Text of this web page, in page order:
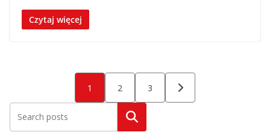
Czytaj więcej
Stronicowanie
wpisów
1 2 3
Szukaj